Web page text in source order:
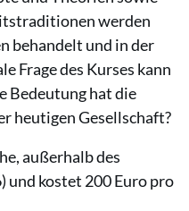
werden
behandelt und in der
Frage des Kurses kann
Bedeutung hat die
heutigen Gesellschaft?
außerhalb des
und kostet 200 Euro pro